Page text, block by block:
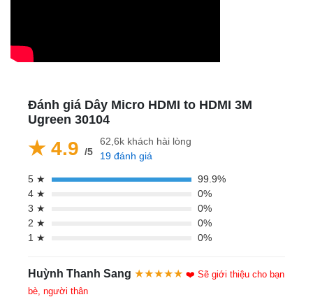
Đánh giá Dây Micro HDMI to HDMI 3M
Ugreen 30104
★ 4.9 /5
62,6k khách hài lòng
19 đánh giá
5 ★
99.9%
4 ★
0%
3 ★
0%
2 ★
0%
1 ★
0%
Huỳnh Thanh Sang ★★★★★ ❤️ Sẽ giới thiệu cho bạn
bè, người thân